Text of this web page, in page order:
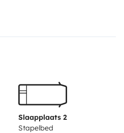
ao conforto do dia a
condutor mesmo sem
é mais larga que uma
de 200x150, tem mesmo
acomodam adultos sem
A autonomia sem ligar a
Slaapplaats 2
Stapelbed